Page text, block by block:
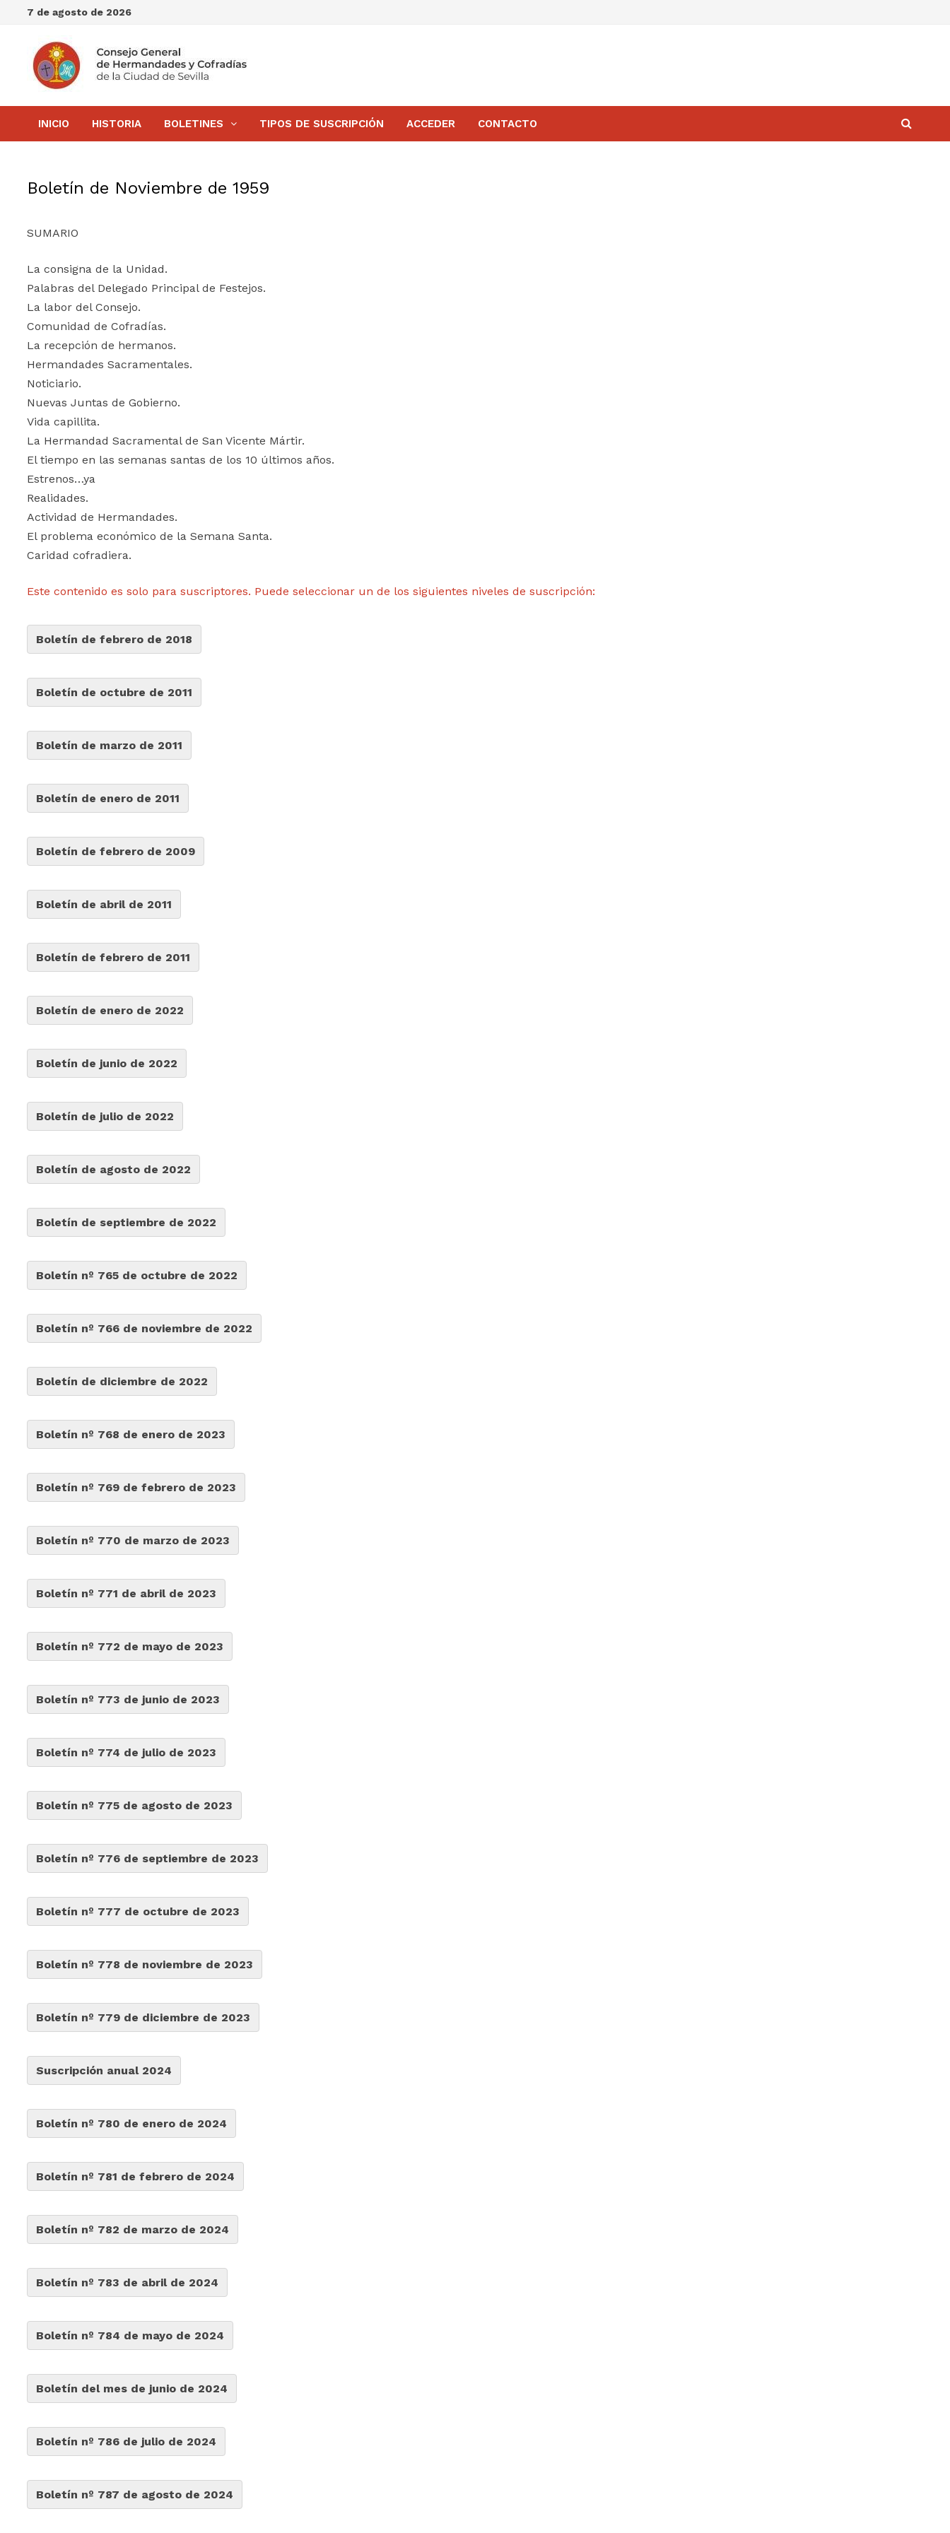
Saltar
contenido
7 de agosto de 2026
INICIO HISTORIA BOLETINES TIPOS DE SUSCRIPCIÓN ACCEDER CONTACTO
Boletín de Noviembre de 1959
SUMARIO
La consigna de la Unidad.
Palabras del Delegado Principal de Festejos.
La labor del Consejo.
Comunidad de Cofradías.
La recepción de hermanos.
Hermandades Sacramentales.
Noticiario.
Nuevas Juntas de Gobierno.
Vida capillita.
La Hermandad Sacramental de San Vicente Mártir.
El tiempo en las semanas santas de los 10 últimos años.
Estrenos…ya
Realidades.
Actividad de Hermandades.
El problema económico de la Semana Santa.
Caridad cofradiera.
Este contenido es solo para suscriptores. Puede seleccionar un de los siguientes niveles de suscripción:
Boletín de febrero de 2018
Boletín de octubre de 2011
Boletín de marzo de 2011
Boletín de enero de 2011
Boletín de febrero de 2009
Boletín de abril de 2011
Boletín de febrero de 2011
Boletín de enero de 2022
Boletín de junio de 2022
Boletín de julio de 2022
Boletín de agosto de 2022
Boletín de septiembre de 2022
Boletín nº 765 de octubre de 2022
Boletín nº 766 de noviembre de 2022
Boletín de diciembre de 2022
Boletín nº 768 de enero de 2023
Boletín nº 769 de febrero de 2023
Boletín nº 770 de marzo de 2023
Boletín nº 771 de abril de 2023
Boletín nº 772 de mayo de 2023
Boletín nº 773 de junio de 2023
Boletín nº 774 de julio de 2023
Boletín nº 775 de agosto de 2023
Boletín nº 776 de septiembre de 2023
Boletín nº 777 de octubre de 2023
Boletín nº 778 de noviembre de 2023
Boletín nº 779 de diciembre de 2023
Suscripción anual 2024
Boletín nº 780 de enero de 2024
Boletín nº 781 de febrero de 2024
Boletín nº 782 de marzo de 2024
Boletín nº 783 de abril de 2024
Boletín nº 784 de mayo de 2024
Boletín del mes de junio de 2024
Boletín nº 786 de julio de 2024
Boletín nº 787 de agosto de 2024